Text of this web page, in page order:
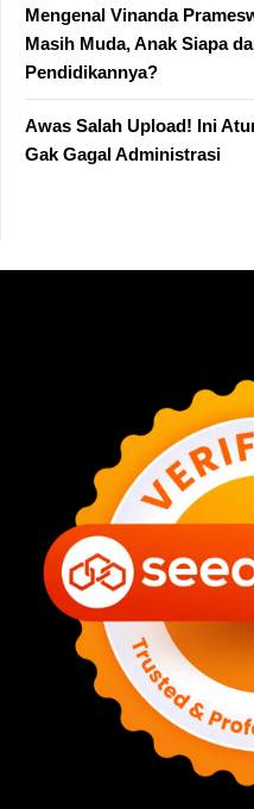
Mengenal Vinanda
Masih Muda, Anak Siapa
Pendidikannya?
Awas Salah Upload! Ini
Gak Gagal Administrasi